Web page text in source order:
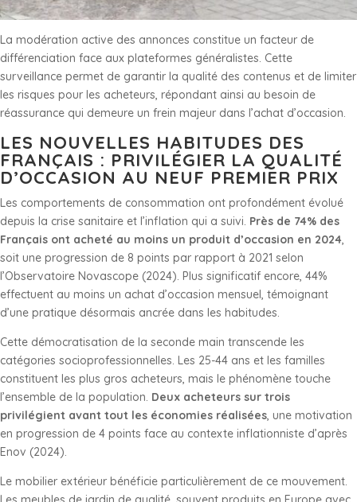
La modération active des annonces constitue un facteur de
différenciation face aux plateformes généralistes. Cette
surveillance permet de garantir la qualité des contenus et de limiter
les risques pour les acheteurs, répondant ainsi au besoin de
réassurance qui demeure un frein majeur dans l’achat d’occasion.
LES NOUVELLES HABITUDES DES
FRANÇAIS : PRIVILÉGIER LA QUALITÉ
D’OCCASION AU NEUF PREMIER PRIX
Les comportements de consommation ont profondément évolué
depuis la crise sanitaire et l’inflation qui a suivi. Près de 74% des
Français ont acheté au moins un produit d’occasion en 2024,
soit une progression de 8 points par rapport à 2021 selon
l’Observatoire Novascope (2024). Plus significatif encore, 44%
effectuent au moins un achat d’occasion mensuel, témoignant
d’une pratique désormais ancrée dans les habitudes.
Cette démocratisation de la seconde main transcende les
catégories socioprofessionnelles. Les 25-44 ans et les familles
constituent les plus gros acheteurs, mais le phénomène touche
l’ensemble de la population. Deux acheteurs sur trois
privilégient avant tout les économies réalisées, une motivation
en progression de 4 points face au contexte inflationniste d’après
Enov (2024).
Le mobilier extérieur bénéficie particulièrement de ce mouvement.